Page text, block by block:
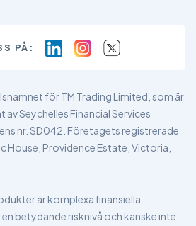
PÅ:
för TM Trading Limited, som är
Seychelles Financial Services
nr. SD042. Företagets registrerade
House, Providence Estate, Victoria,
är komplexa finansiella
betydande risknivå och kanske inte